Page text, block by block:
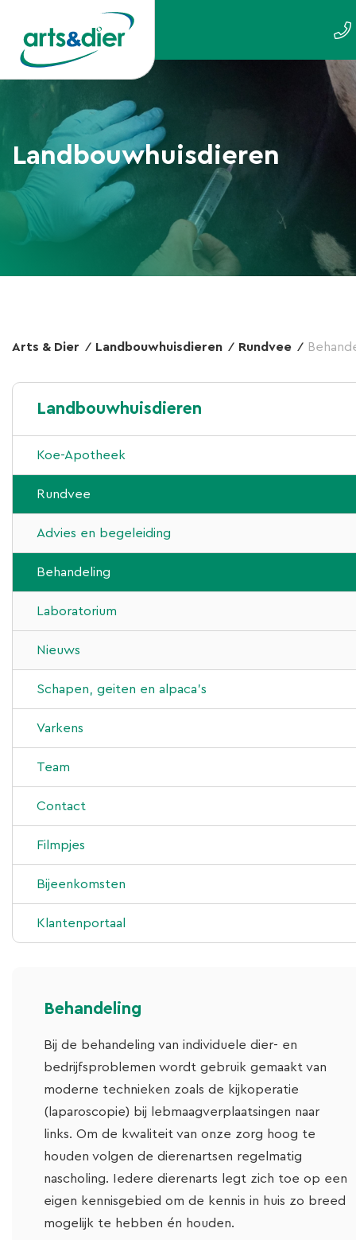
Landbouwhuisdieren
Arts & Dier Landbouwhuisdieren Rundvee
Landbouwhuisdieren
Koe-Apotheek
Rundvee
Advies en begeleiding
Behandeling
Laboratorium
Nieuws
Schapen, geiten en alpaca’s
Advies en begeleiding
Behandeling
Laboratorium
Nieuws
Varkens
Advies en begeleiding
Behandeling
Laboratorium
Team
Contact
Filmpjes
Bijeenkomsten
Klantenportaal
Behandeling
Bij de behandeling van individuele dier- en
bedrijfsproblemen wordt gebruik gemaakt van
moderne technieken zoals de kijkoperatie
(laparoscopie) bij lebmaagverplaatsingen naar
links. Om de kwaliteit van onze zorg hoog te
houden volgen de dierenartsen regelmatig
nascholing. Iedere dierenarts legt zich toe op een
eigen kennisgebied om de kennis in huis zo breed
mogelijk te hebben én houden.